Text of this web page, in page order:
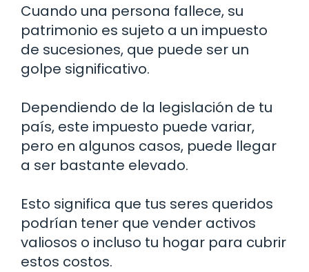
Cuando una persona fallece, su
patrimonio es sujeto a un impuesto
de sucesiones, que puede ser un
golpe significativo.
Dependiendo de la legislación de tu
país, este impuesto puede variar,
pero en algunos casos, puede llegar
a ser bastante elevado.
Esto significa que tus seres queridos
podrían tener que vender activos
valiosos o incluso tu hogar para cubrir
estos costos.